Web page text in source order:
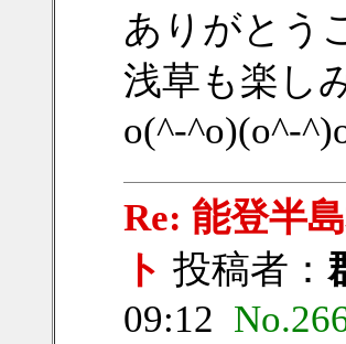
ありがとう
浅草も楽し
o(^-^o)(o^-
Re: 能登半
ト 投稿者：
09:12